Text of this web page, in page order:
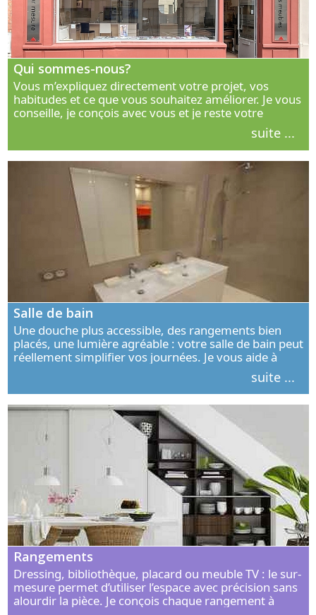
Qui sommes-nous?
Vous m’expliquez directement votre projet, vos
habitudes et ce que vous souhaitez améliorer. Je vous
conseille, je conçois avec vous et je reste votre
interlocuteur principal. Découvrez ma façon de vous
suite ...
Salle de bain
Une douche plus accessible, des rangements bien
placés, une lumière agréable : votre salle de bain peut
réellement simplifier vos journées. Je vous aide à
concevoir un espace élégant, confortable et adapté à
suite ...
Rangements
Dressing, bibliothèque, placard ou meuble TV : le sur-
mesure permet d’utiliser l’espace avec précision sans
alourdir la pièce. Je conçois chaque rangement à